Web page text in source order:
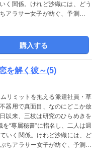
く関係。けれど沙織には、どう
ラサー女子が紡ぐ、予測不能
購入する
を解く彼～(5)
リミットを抱える派遣社員・草
器用で真面目、なのにどこか放
以来、三枝は研究のひらめきを
“専属秘書”に指名し、二人は週
いく関係。けれど沙織には、ど
ちアラサー女子が紡ぐ、予測不